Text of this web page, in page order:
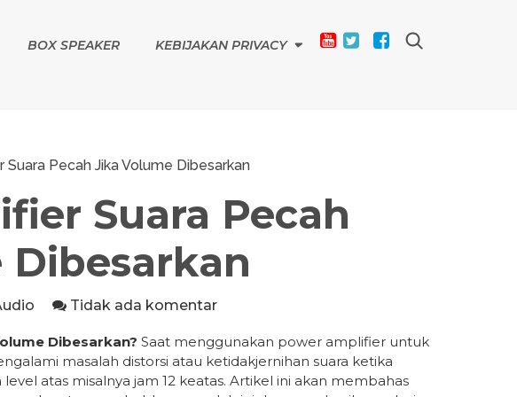
BOX SPEAKER KEBIJAKAN PRIVACY
Suara Pecah Jika Volume Dibesarkan
Suara Pecah
Tidak ada komentar
Dibesarkan? Saat menggunakan power amplifier untuk
masalah distorsi atau ketidakjernihan suara ketika
atas misalnya jam 12 keatas. Artikel ini akan membahas